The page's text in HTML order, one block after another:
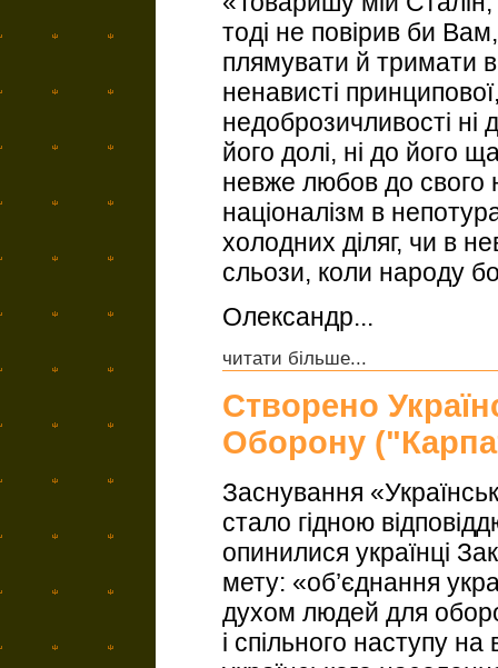
тоді не повірив би
плямувати й тримати
ненависті
недоброзичливості ні
його долі, ні до його
невже любов до свого
націоналізм в
холодних діляг, чи в
сльози, коли народу
Олександр...
читати більше...
Створено
Оборону
Заснування
стало гідною
опинилися українці
мету: «об’єднання
духом людей для
і спільного наступу на